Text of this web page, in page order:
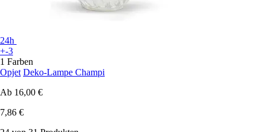
24h
+-3
1 Farben
Opjet Deko-Lampe Champi
Ab 16,00 €
7,86 €